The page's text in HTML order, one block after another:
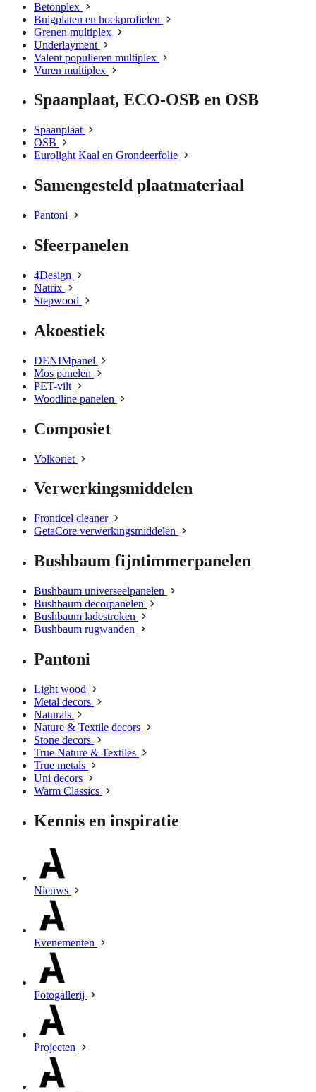
Betonplex
Buigplaten en hoekprofielen
Grenen multiplex
Underlayment
Valent populieren multiplex
Vuren multiplex
Spaanplaat, ECO-OSB en OSB
Spaanplaat
OSB
Eurolight Kaal en Grondeerfolie
Samengesteld plaatmateriaal
Pantoni
Sfeerpanelen
4Design
Natrix
Stepwood
Akoestiek
DENIMpanel
Mos panelen
PET-vilt
Woodline panelen
Composiet
Volkoriet
Verwerkingsmiddelen
Fronticel cleaner
GetaCore verwerkingsmiddelen
Bushbaum fijntimmerpanelen
Bushbaum universeelpanelen
Bushbaum decorpanelen
Bushbaum ladestroken
Bushbaum rugwanden
Pantoni
Light wood
Metal decors
Naturals
Nature & Textile decors
Stone decors
True Nature & Textiles
True metals
Uni decors
Warm Classics
Kennis en inspiratie
Nieuws
Evenementen
Fotogallerij
Projecten